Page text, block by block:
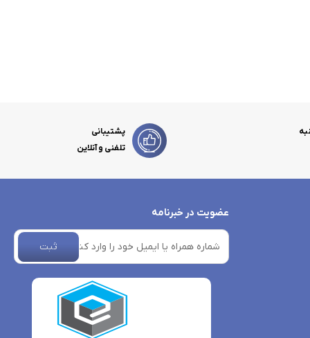
پشتیبانی
تلفنی و آنلاین
عضویت در خبرنامه
ثبت